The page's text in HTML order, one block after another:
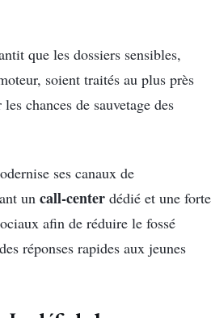
que les dossiers sensibles,
soient traités au plus près
chances de sauvetage des
ses canaux de
un call-center dédié et une forte
afin de réduire le fossé
réponses rapides aux jeunes